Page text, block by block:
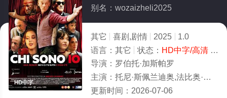
HD中字
别名：wozaizheli2025
其它 喜剧,剧情 2025
1.0
语言： 其它 状态： HD中字/高清- 免费在线观看
导演： 罗伯托·加斯帕罗
主演： 托尼·斯佩兰迪奥,法比奥·富尔科,马西米利亚诺·罗西
更新时间： 2026-07-06